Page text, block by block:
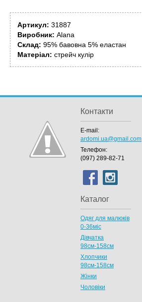
Артикул: 31887
Виробник: Alana
Склад: 95% бавовна 5% еластан
Матеріал: стрейч кулір
Контакти
E-mail:
ardomi.ua@gmail.com
Телефон:
(097) 289-82-71
Каталог
Одяг для малюків
0-36міс
Дівчатка
98cм-158см
Хлопчики
98см-158см
Жінки
Чоловіки